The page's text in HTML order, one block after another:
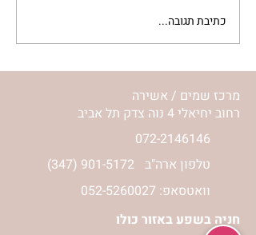
מתגעגעות לבית המפגש,
השיעור לתשעה באב | הר'
ימימה מזרחי
כתיבת תגובה...
מרכז שמים / אשירה
רחוב יחיאלי 4 נוה צדק תל אביב
072-2146146
(347) 901-5172 טלפון ארה"ב
וואטסאפ: 052-5260027
חניה בשפע באזור כולו